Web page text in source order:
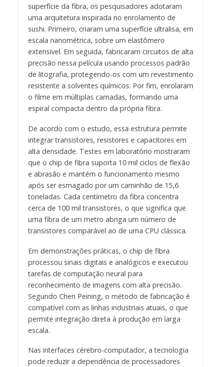
superfície da fibra, os pesquisadores adotaram
uma arquitetura inspirada no enrolamento de
sushi. Primeiro, criaram uma superfície ultralisa, em
escala nanométrica, sobre um elastômero
extensível. Em seguida, fabricaram circuitos de alta
precisão nessa película usando processos padrão
de litografia, protegendo-os com um revestimento
resistente a solventes químicos. Por fim, enrolaram
o filme em múltiplas camadas, formando uma
espiral compacta dentro da própria fibra.
De acordo com o estudo, essa estrutura permite
integrar transistores, resistores e capacitores em
alta densidade. Testes em laboratório mostraram
que o chip de fibra suporta 10 mil ciclos de flexão
e abrasão e mantém o funcionamento mesmo
após ser esmagado por um caminhão de 15,6
toneladas. Cada centímetro da fibra concentra
cerca de 100 mil transistores, o que significa que
uma fibra de um metro abriga um número de
transistores comparável ao de uma CPU clássica.
Em demonstrações práticas, o chip de fibra
processou sinais digitais e analógicos e executou
tarefas de computação neural para
reconhecimento de imagens com alta precisão.
Segundo Chen Peining, o método de fabricação é
compatível com as linhas industriais atuais, o que
permite integração direta à produção em larga
escala.
Nas interfaces cérebro-computador, a tecnologia
pode reduzir a dependência de processadores